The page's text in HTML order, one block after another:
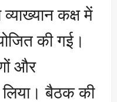
कक्ष में
की गई।
और
लिया। बैठक की